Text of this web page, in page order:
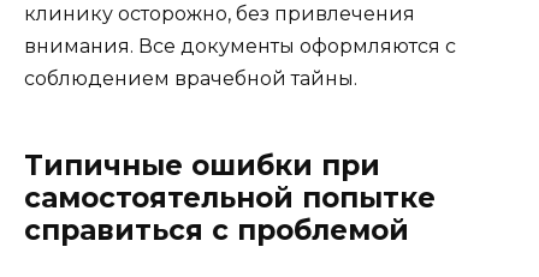
клинику осторожно, без привлечения
внимания. Все документы оформляются с
соблюдением врачебной тайны.
Типичные ошибки при
самостоятельной попытке
справиться с проблемой